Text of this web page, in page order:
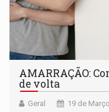
AMARRAÇÃO:
de volta
Geral 19 de